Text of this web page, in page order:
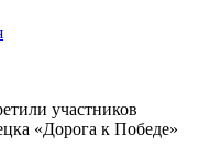
участников
«Дорога к Победе»